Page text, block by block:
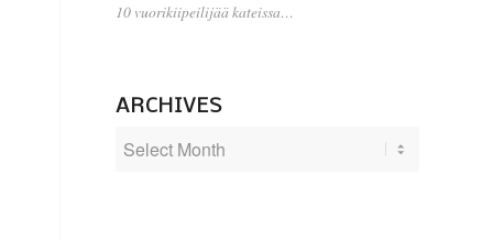
10 vuorikiipeilijää kateissa…
ARCHIVES